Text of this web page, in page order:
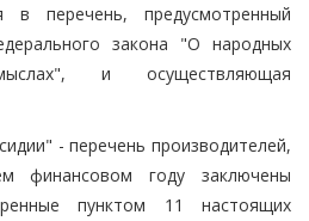
в перечень, предусмотренный
закона "О народных
и осуществляющая
- перечень производителей,
финансовом году заключены
пунктом 11 настоящих